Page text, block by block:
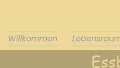
Willkommen